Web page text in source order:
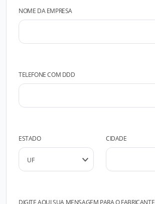
NOME DA EMPRESA
TELEFONE COM DDD
ESTADO CIDADE
DIGITE AQUI SUA MENSAGEM PARA O FABRICANTE